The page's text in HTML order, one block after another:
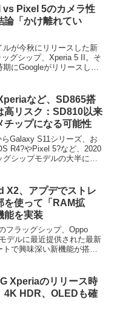
展開され...
vs Pixel 5のカメラ性
論「かけ離れてい
ルが今秋にリリースした新
グシップ、Xperia 5 II。そ
期にGoogleがリリースした
そして今...など、SD865搭
高リスク：SD810以来
チップになる可能性
Galaxy S11シリーズ、お
R4?やPixel 5?など、2020
シップモデルの大半に搭
X2、アプデでストレ
を使って「RAM拡
能を実装
フラッグシップ、Oppo
デルに最近提供された最新
トで興味深い新機能が搭載
ティーパッチを...
Xperiaのリリース時
4K HDR、OLEDも確